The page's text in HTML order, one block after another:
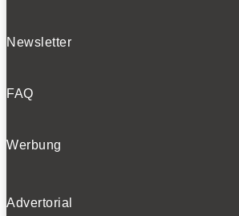
Newsletter
FAQ
Werbung
Advertorial